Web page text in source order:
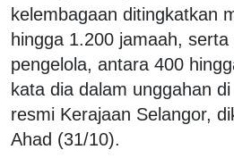
kelembagaan ditingkatkan
hingga 1.200 jamaah, serta
pengelola, antara 400
kata dia dalam unggahan
resmi Kerajaan Selangor,
Ahad (31/10).